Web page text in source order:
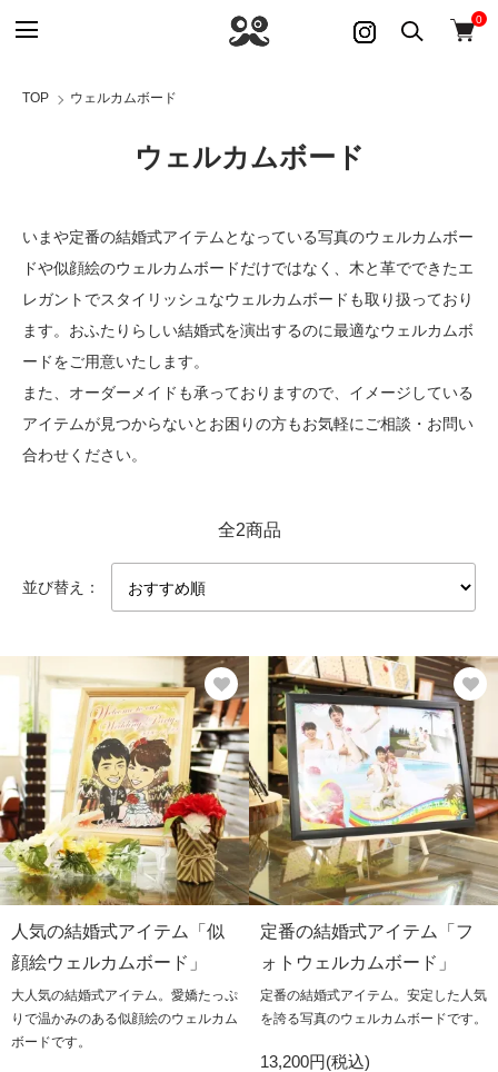
0
TOP ウェルカムボード
ウェルカムボード
いまや定番の結婚式アイテム となっている写真のウェルカムボー
ドや似顔絵のウェルカムボードだけではなく、木と革でできたエ
レガントでスタイリッシュなウェルカムボードも取り扱っており
ます。おふたりらしい結婚式を演出するのに最適なウェルカムボ
ードをご用意いたします。
また、 オーダーメイド も承っておりますので、イメージしている
アイテムが見つからないとお困りの方もお気軽にご相談・お問い
合わせください。
全2商品
並び替え：
人気の結婚式アイテム「似
顔絵ウェルカムボード」
大人気の結婚式アイテム。愛嬌たっぷ
りで温かみのある似顔絵のウェルカム
ボードです。
定番の結婚式アイテム「フ
ォトウェルカムボード」
定番の結婚式アイテム。安定した人気
を誇る写真のウェルカムボードです。
13,200円(税込)